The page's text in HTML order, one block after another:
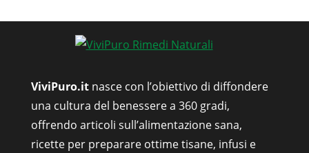
ViviPuro.it nasce con l’obiettivo di diffondere
una cultura del benessere a 360 gradi,
offrendo articoli sull’alimentazione sana,
ricette per preparare ottime tisane, infusi e